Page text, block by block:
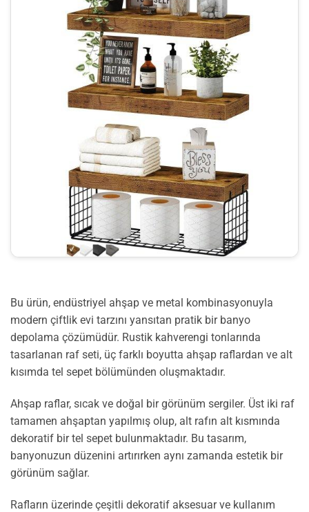
Bu ürün, endüstriyel ahşap ve metal kombinasyonuyla
modern çiftlik evi tarzını yansıtan pratik bir banyo
depolama çözümüdür. Rustik kahverengi tonlarında
tasarlanan raf seti, üç farklı boyutta ahşap raflardan ve alt
kısımda tel sepet bölümünden oluşmaktadır.
Ahşap raflar, sıcak ve doğal bir görünüm sergiler. Üst iki raf
tamamen ahşaptan yapılmış olup, alt rafın alt kısmında
dekoratif bir tel sepet bulunmaktadır. Bu tasarım,
banyonuzun düzenini artırırken aynı zamanda estetik bir
görünüm sağlar.
Rafların üzerinde çeşitli dekoratif aksesuar ve kullanım